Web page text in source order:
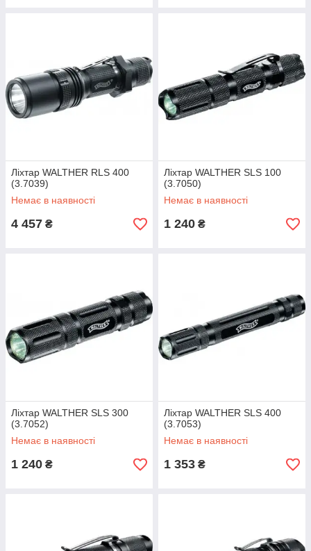
Ліхтар WALTHER RLS 400
(3.7039)
Немає в наявності
4 457 ₴
Ліхтар WALTHER SLS 100
(3.7050)
Немає в наявності
1 240 ₴
Ліхтар WALTHER SLS 300
(3.7052)
Немає в наявності
1 240 ₴
Ліхтар WALTHER SLS 400
(3.7053)
Немає в наявності
1 353 ₴